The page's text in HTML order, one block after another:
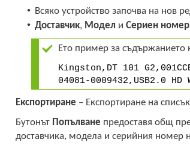
• Всяко устройство започва на нов
• Доставчик, Модел иСериен номер
Ето пример за съдържанието
Kingston,DT 101
04081-0009432,USB2.0 HD
Експортиране – Експортиране на
Бутонът Попълване предоставя общ
доставчика, модела и серийния номер